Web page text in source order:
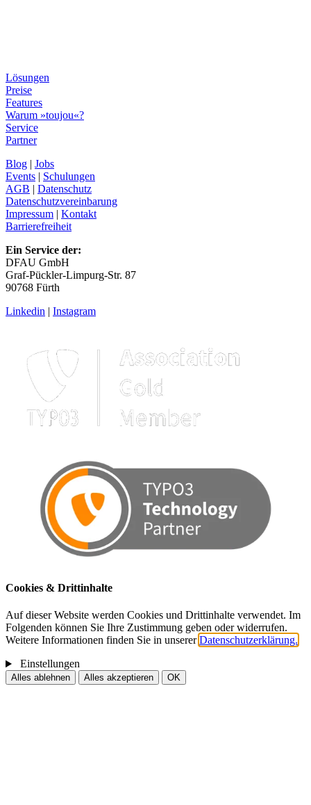
Lösungen
Preise
Features
Warum »toujou«?
Service
Partner
Blog | Jobs
Events | Schulungen
AGB | Datenschutz
Datenschutzvereinbarung
Impressum | Kontakt
Barrierefreiheit
Ein Service der:
DFAU GmbH
Graf-Pückler-Limpurg-Str. 87
90768 Fürth
Linkedin | Instagram
Cookies & Drittinhalte
Auf dieser Website werden Cookies und Drittinhalte verwendet. Im
Folgenden können Sie Ihre Zustimmung geben oder widerrufen.
Weitere Informationen finden Sie in unsererDatenschutzerklärung.
Einstellungen
Alles ablehnen Alles akzeptieren OK